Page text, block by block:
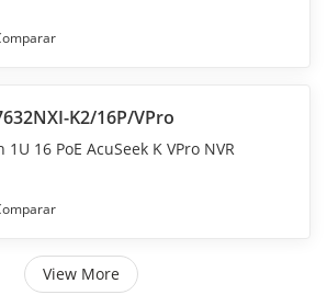
K2/16P/VPro
1U 16 PoE AcuSeek K VPro NVR
View More